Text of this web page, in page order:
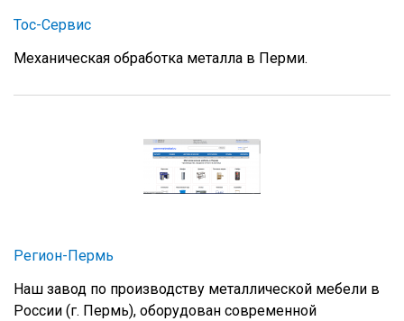
Тос-Сервис
Механическая обработка металла в Перми.
Регион-Пермь
Наш завод по производству металлической мебели в
России (г. Пермь), оборудован современной